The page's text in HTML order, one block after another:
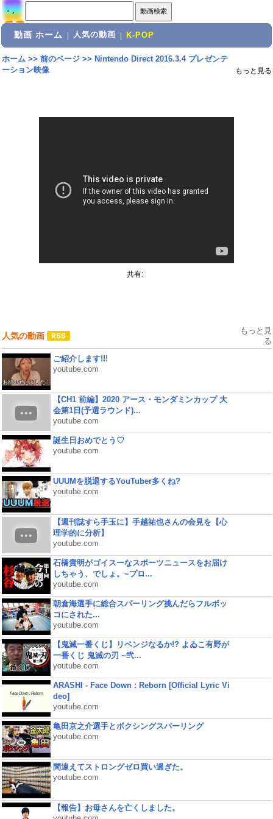
動画 ホーム 人気の動画 K-POP
ホーム>> 前のページ>> Nintendo Direct 2016.3.4 プレゼンテ
ーション映像
もっと見る
共有:
人気の動画
もっと見
る
ご紹介します!!!
youtube.com
【CH1 前編】2020 アース・モンダミンカップ 大
会第1日(予選ラウンド)...
youtube.com
誕生日おめでとう♡
youtube.com
UUUMを脱退するYouTuber多くね?
youtube.com
【週刊誌すら手玉に】手越祐也さんの会見を【心
理学的に分析】
youtube.com
石橋貴明がゴイスーなスポーツニュースをお届け
しちゃう、でしょ。~プロ...
youtube.com
朝倉海選手に総合スパーリング挑んだらフルボッ
コにされた...
youtube.com
【鬼滅一番くじ】リベンジなるか!? よゐこ有野が
一番くじ 鬼滅の刃 ~弐...
youtube.com
ARASHI - Face Down : Reborn [Official Lyric Vi
deo]
youtube.com
亀田京之介選手とボクシングスパーリング
youtube.com
間違えてストロングゼロ買い過ぎた。
youtube.com
【報告】お母さんを亡くしました。